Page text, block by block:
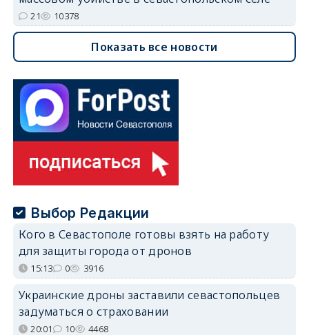
21 10378
Показать все новости
Выбор Редакции
Кого в Севастополе готовы взять на работу
для защиты города от дронов
15:13 0 3916
Украинские дроны заставили севастопольцев
задуматься о страховании
20:01 10 4468